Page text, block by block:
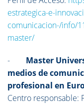
estrategica-e-
comunicacion-/info/
master/
- Master
medios de
profesional en
Centro responsable: